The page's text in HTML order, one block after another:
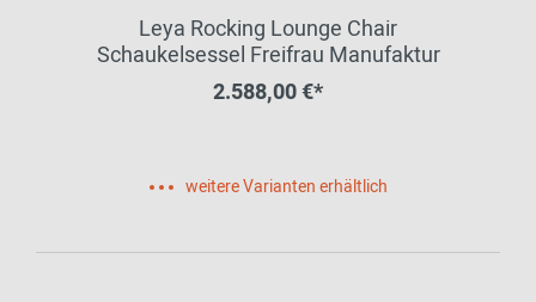
Leya Rocking Lounge Chair
Schaukelsessel Freifrau Manufaktur
2.588,00 €*
weitere Varianten erhältlich